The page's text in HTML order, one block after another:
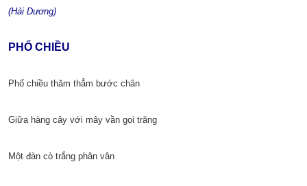
(Hải Dương)
PHỐ CHIỀU
Phố chiều thăm thẳm bước chân
Giữa hàng cây với mây vần gọi trăng
Một đàn cò trắng phân vân